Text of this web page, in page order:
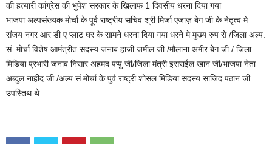
की हत्यारी कांग्रेस की भुपेश सरकार के खिलाफ 1 दिवसीय धरना दिया गया
भाजपा अल्पसंख्यक मोर्चा के पूर्व राष्ट्रीय सचिव श्री मिर्जा एजाज़ बेग जी के नेतृत्व मे
संजय नगर आर डी ए प्लाट घर के सामने धरना दिया गया धरने मे मुख्य रुप से /जिला अल्प.
सं. मोर्चा विशेष आमंत्रीत सदस्य जनाब हाजी जमील जी /मौलाना अमीर बेग जी / जिला
मिडिया प्रभारी जनाब निसार अहमद पप्पु जी/जिला मंत्री इसराईल खान जी/भाजपा नेता
अब्दुल नाहीद जी /अल्प.सं.मोर्चा के पुर्व राष्ट्री शोसल मिडिया सदस्य साजिद पठान जी
उपस्तिथ थे